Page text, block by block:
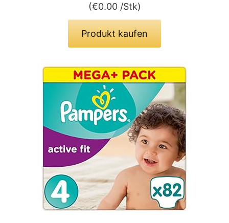
(€0.00 /Stk)
Produkt kaufen